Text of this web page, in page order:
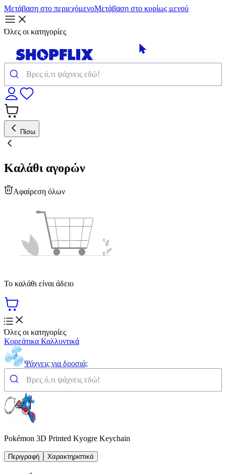
Μετάβαση στο περιεχόμενοΜετάβαση στο κυρίως μενού
Όλες οι κατηγορίες
Πίσω
Καλάθι αγορών
Αφαίρεση όλων
Το καλάθι είναι άδειο
Όλες οι κατηγορίες
Κορεάτικα Καλλυντικά
Ψάχνεις για δροσιά;
Pokémon 3D Printed Kyogre Keychain
Περιγραφή Χαρακτηριστικά